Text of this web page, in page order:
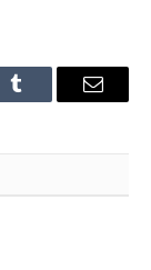
Tumblr Email